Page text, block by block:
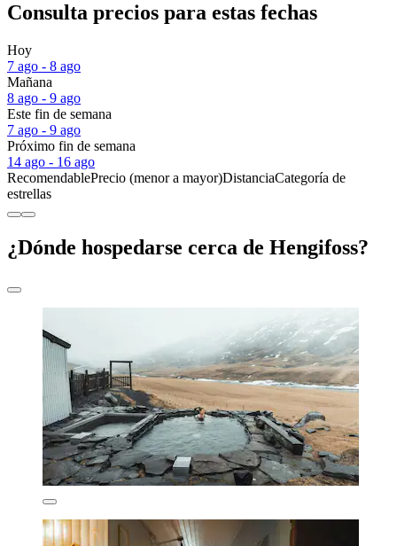
Consulta precios para estas fechas
Hoy
7 ago - 8 ago
Mañana
8 ago - 9 ago
Este fin de semana
7 ago - 9 ago
Próximo fin de semana
14 ago - 16 ago
RecomendablePrecio (menor a mayor)DistanciaCategoría de
estrellas
¿Dónde hospedarse cerca de Hengifoss?